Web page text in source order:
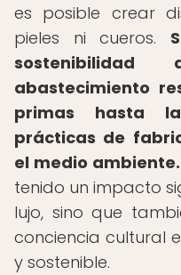
es posible crear
pieles ni cueros.
abastecimiento
primas hasta
prácticas de
el medio ambiente.
tenido un impacto
lujo, sino que
conciencia cultural
y sostenible.